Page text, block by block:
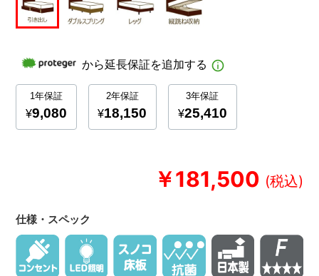
￥181,500
仕様・スペック